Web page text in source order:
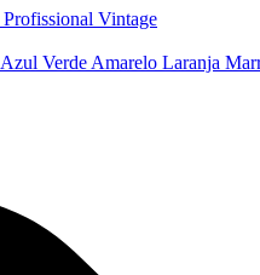
Profissional Vintage
Azul Verde Amarelo Laranja